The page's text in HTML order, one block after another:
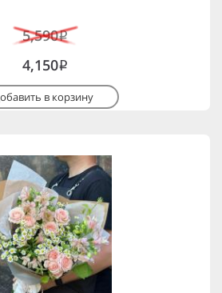
5,590i
4,150i
в корзину